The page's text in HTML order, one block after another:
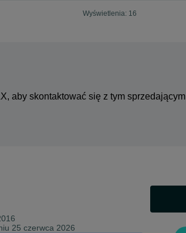
Wyświetlenia: 16
aby skontaktować się z tym sprzedającym
25 czerwca 2026